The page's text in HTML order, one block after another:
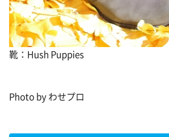
靴：Hush Puppies
Photo by わせプロ